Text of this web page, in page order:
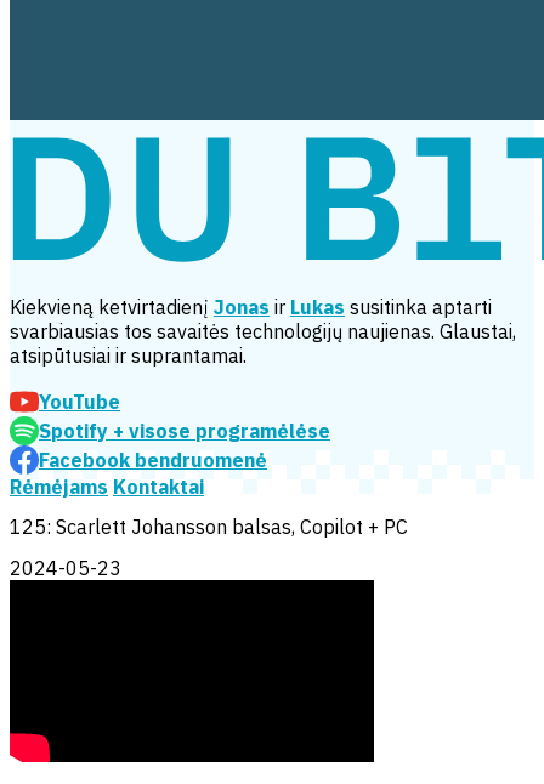
Kiekvieną ketvirtadienį Jonas ir Lukas susitinka aptarti
svarbiausias tos savaitės technologijų naujienas. Glaustai,
atsipūtusiai ir suprantamai.
YouTube
Spotify + visose programėlėse
Facebook bendruomenė
Rėmėjams Kontaktai
125: Scarlett Johansson balsas, Copilot + PC
2024-05-23